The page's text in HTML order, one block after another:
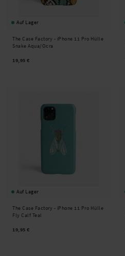
Auf Lager
The Case Factory - iPhone 11 Pro Hülle
Snake Aqua/Ocra
19,95 €
Auf Lager
The Case Factory - iPhone 11 Pro Hülle
Fly Calf Teal
19,95 €